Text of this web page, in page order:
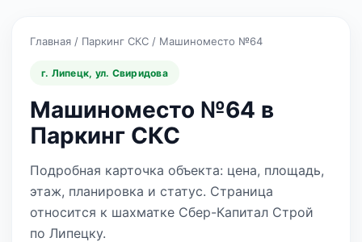
Главная / Паркинг СКС / Машиноместо №64
г. Липецк, ул. Свиридова
Машиноместо №64 в
Паркинг СКС
Подробная карточка объекта: цена, площадь,
этаж, планировка и статус. Страница
относится к шахматке Сбер-Капитал Строй
по Липецку.